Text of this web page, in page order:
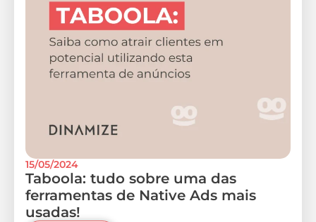
15/05/2024
Taboola: tudo sobre uma das
ferramentas de Native Ads mais
usadas!